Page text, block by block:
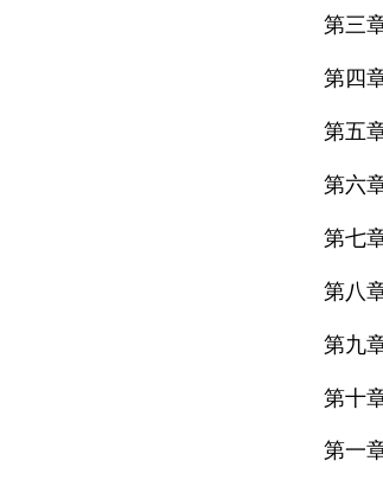
第三章
第四章
第五章
第六
第七
第八
第九
第十
第一